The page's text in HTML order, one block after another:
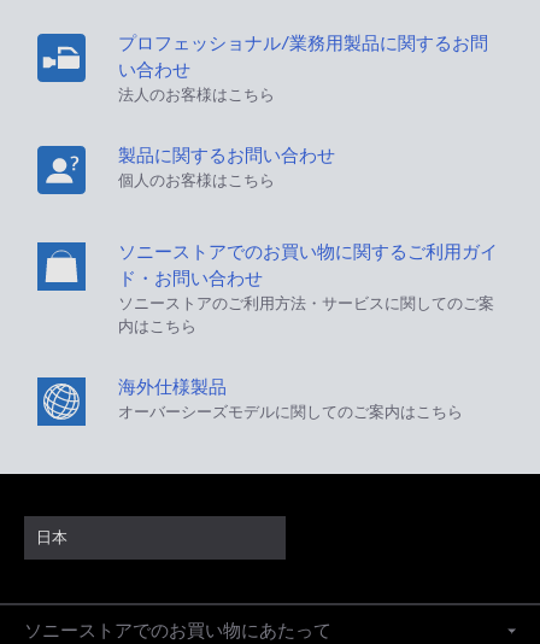
プロフェッショナル/業務用製品に関するお問
い合わせ
法人のお客様はこちら
製品に関するお問い合わせ
個人のお客様はこちら
ソニーストアでのお買い物に関するご利用ガイ
ド・お問い合わせ
ソニーストアのご利用方法・サービスに関してのご案
内はこちら
海外仕様製品
オーバーシーズモデルに関してのご案内はこちら
日本
ソニーストアでのお買い物にあたって